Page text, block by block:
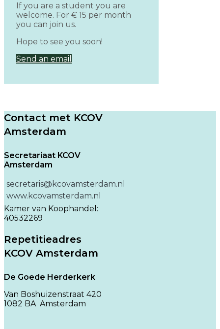
If you are a student you are
welcome. For € 15 per month
you can join us.
Hope to see you soon!
Send an email
Contact met KCOV
Amsterdam
Secretariaat KCOV
Amsterdam
secretaris@kcovamsterdam.nl
www.kcovamsterdam.nl
Kamer van Koophandel:
40532269
Repetitieadres
KCOV Amsterdam
De Goede Herderkerk
Van Boshuizenstraat 420
1082 BA Amsterdam